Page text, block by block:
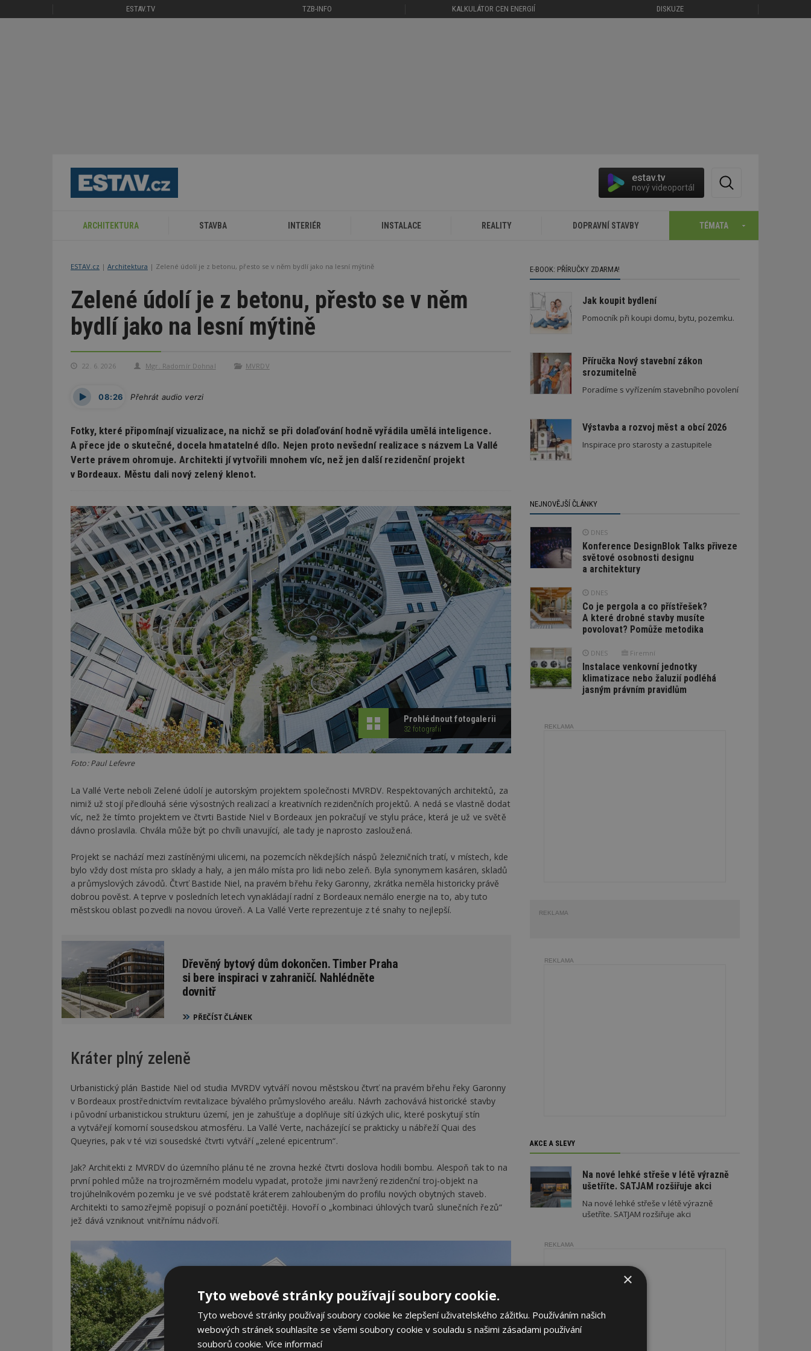
ESTAV.TV TZB-INFO KALKULÁTOR CEN ENERGIÍ DISKUZE
estav.tv
nový videoportál
ARCHITEKTURA STAVBA INTERIÉR INSTALACE REALITY DOPRAVNÍ STAVBY TÉMATA
ESTAV.cz Architektura Zelené údolí je z betonu, přesto se v něm bydlí jako na lesní mýtině
Zelené údolí je z betonu, přesto se v něm
bydlí jako na lesní mýtině
22. 6. 2026 Mgr. Radomír Dohnal MVRDV
08:26 Přehrát audio verzi
Fotky, které připomínají vizualizace, na nichž se při dolaďování hodně vyřádila umělá inteligence.
A přece jde o skutečné, docela hmatatelné dílo. Nejen proto nevšední realizace s názvem La Vallé
Verte právem ohromuje. Architekti jí vytvořili mnohem víc, než jen další rezidenční projekt
v Bordeaux. Městu dali nový zelený klenot.
Prohlédnout fotogalerii
32 fotografií
Foto: Paul Lefevre
La Vallé Verte neboli Zelené údolí je autorským projektem společnosti MVRDV. Respektovaných architektů, za
nimiž už stojí předlouhá série výsostných realizací a kreativních rezidenčních projektů. A nedá se vlastně dodat
víc, než že tímto projektem ve čtvrti Bastide Niel v Bordeaux jen pokračují ve stylu práce, která je už ve světě
dávno proslavila. Chvála může být po chvíli unavující, ale tady je naprosto zasloužená.
Projekt se nachází mezi zastíněnými ulicemi, na pozemcích někdejších náspů železničních tratí, v místech, kde
bylo vždy dost místa pro sklady a haly, a jen málo místa pro lidi nebo zeleň. Byla synonymem kasáren, skladů
a průmyslových závodů. Čtvrť Bastide Niel, na pravém břehu řeky Garonny, zkrátka neměla historicky právě
dobrou pověst. A teprve v posledních letech vynakládají radní z Bordeaux nemálo energie na to, aby tuto
městskou oblast pozvedli na novou úroveň. A La Vallé Verte reprezentuje z té snahy to nejlepší.
Dřevěný bytový dům dokončen. Timber Praha
si bere inspiraci v zahraničí. Nahlédněte
dovnitř
PŘEČÍST ČLÁNEK
Kráter plný zeleně
Urbanistický plán Bastide Niel od studia MVRDV vytváří novou městskou čtvrť na pravém břehu řeky Garonny
v Bordeaux prostřednictvím revitalizace bývalého průmyslového areálu. Návrh zachovává historické stavby
i původní urbanistickou strukturu území, jen je zahušťuje a doplňuje sítí úzkých ulic, které poskytují stín
a vytvářejí komorní sousedskou atmosféru. La Vallé Verte, nacházející se prakticky u nábřeží Quai des
Queyries, pak v té vizi sousedské čtvrti vytváří „zelené epicentrum“.
Jak? Architekti z MVRDV do územního plánu té ne zrovna hezké čtvrti doslova hodili bombu. Alespoň tak to na
první pohled může na trojrozměrném modelu vypadat, protože jimi navržený rezidenční troj-objekt na
trojúhelníkovém pozemku je ve své podstatě kráterem zahloubeným do profilu nových obytných staveb.
Architekti to samozřejmě popisují o poznání poetičtěji. Hovoří o „kombinaci úhlových tvarů slunečních řezů“
jež dává vzniknout vnitřnímu nádvoří.
E-BOOK: PŘÍRUČKY ZDARMA!
Jak koupit bydlení
Pomocník při koupi domu, bytu, pozemku.
Příručka Nový stavební zákon
srozumitelně
Poradíme s vyřízením stavebního povolení
Výstavba a rozvoj měst a obcí 2026
Inspirace pro starosty a zastupitele
NEJNOVĚJŠÍ ČLÁNKY
DNES
Konference DesignBlok Talks přiveze
světové osobnosti designu
a architektury
DNES
Co je pergola a co přístřešek?
A které drobné stavby musíte
povolovat? Pomůže metodika
DNES Firemní
Instalace venkovní jednotky
klimatizace nebo žaluzií podléhá
jasným právním pravidlům
REKLAMA
REKLAMA
REKLAMA
AKCE A SLEVY
Na nové lehké střeše v létě výrazně
ušetříte. SATJAM rozšiřuje akci
Na nové lehké střeše v létě výrazně
ušetříte. SATJAM rozšiřuje akci
REKLAMA
×
Tyto webové stránky používají soubory cookie.
Tyto webové stránky používají soubory cookie ke zlepšení uživatelského zážitku. Používáním našich
webových stránek souhlasíte se všemi soubory cookie v souladu s našimi zásadami používání
souborů cookie. Více informací